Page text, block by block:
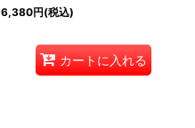
6,380円(税込)
カートに入れる